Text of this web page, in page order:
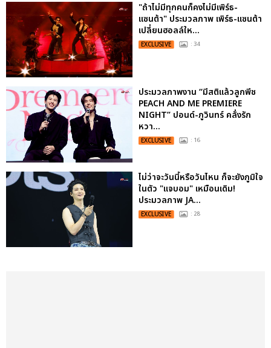
"ถ้าไม่มีทุกคนก็คงไม่มีเพิร์ธ-
แซนต้า" ประมวลภาพ เพิร์ธ-แซนต้า
เปลี่ยนฮอลล์ให...
EXCLUSIVE : 34
ประมวลภาพงาน “มีสติแล้วลูกพีช
PEACH AND ME PREMIERE
NIGHT” ปอนด์-ภูวินทร์ คลั่งรัก
หวา...
EXCLUSIVE : 16
ไม่ว่าจะวันนี้หรือวันไหน ก็จะยังภูมิใจ
ในตัว "แจบอม" เหมือนเดิม!
ประมวลภาพ JA...
EXCLUSIVE : 28